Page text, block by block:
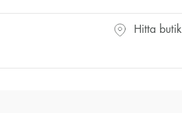
Hitta butik